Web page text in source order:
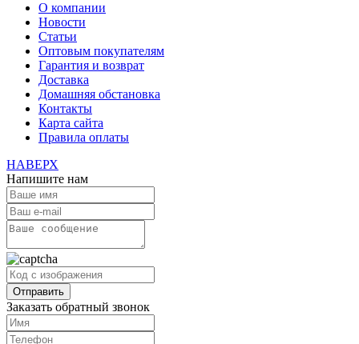
О компании
Новости
Статьи
Оптовым покупателям
Гарантия и возврат
Доставка
Домашняя обстановка
Контакты
Карта сайта
Правила оплаты
НАВЕРХ
Напишите нам
Заказать обратный звонок